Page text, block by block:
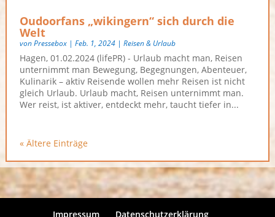
Oudoorfans „wikingern“ sich durch die
Welt
vonPressebox |Feb. 1, 2024 |Reisen & Urlaub
Hagen, 01.02.2024 (lifePR) - Urlaub macht man, Reisen
unternimmt man Bewegung, Begegnungen, Abenteuer,
Kulinarik – aktiv Reisende wollen mehr Reisen ist nicht
gleich Urlaub. Urlaub macht, Reisen unternimmt man.
Wer reist, ist aktiver, entdeckt mehr, taucht tiefer in...
« Ältere Einträge
Impressum Datenschutzerklärung